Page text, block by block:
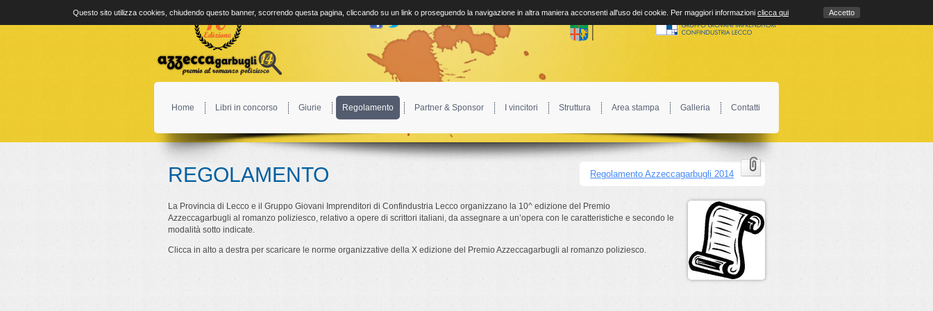
Home Libri in concorso Giurie Regolamento Partner & Sponsor I vincitori Struttura Area stampa Galleria Contatti
REGOLAMENTO
La Provincia di Lecco e il Gruppo Giovani Imprenditori di Confindustria Lecco organizzano la 10^ edizione del Premio
Azzeccagarbugli al romanzo poliziesco, relativo a opere di scrittori italiani, da assegnare a un’opera con le caratteristiche e secondo le
modalità sotto indicate.
Clicca in alto a destra per scaricare le norme organizzative della X edizione del Premio Azzeccagarbugli al romanzo poliziesco.
Regolamento Azzeccagarbugli 2014
Questo sito utilizza cookies, chiudendo questo banner, scorrendo questa pagina, cliccando su un link o proseguendo la navigazione in altra maniera acconsenti all'uso dei cookie. Per maggiori informazioni clicca qui Accetto